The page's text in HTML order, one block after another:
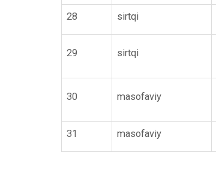
28 sirtqi
29 sirtqi
30 masofaviy
31 masofaviy